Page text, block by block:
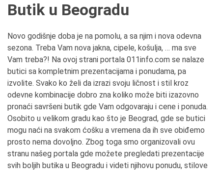
Butik u Beogradu
Novo godišnje doba je na pomolu, a sa njim i nova odevna
sezona. Treba Vam nova jakna, cipele, košulja, … ma sve
Vam treba?! Na ovoj strani portala 011info.com se nalaze
butici sa kompletnim prezentacijama i ponudama, pa
izvolite. Svako ko želi da izrazi svoju ličnost i stil kroz
odevne kombinacije dobro zna koliko može biti izazovno
pronaći savršeni butik gde Vam odgovaraju i cene i ponuda.
Osobito u velikom gradu kao što je Beograd, gde se butici
mogu naći na svakom ćošku a vremena da ih sve obiđemo
prosto nema dovoljno. Zbog toga smo organizovali ovu
stranu našeg portala gde možete pregledati prezentacije
svih boljih butika u Beogradu i videti njihovu ponudu, stilove